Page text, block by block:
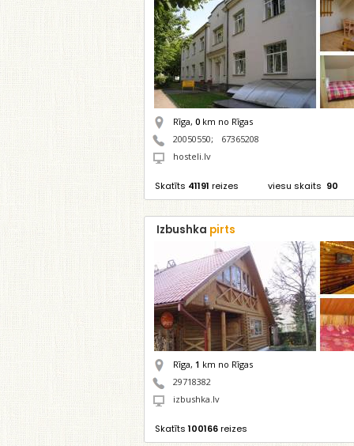
Rīga, 0 km no Rīgas
20050550;
67365208
hosteli.lv
Skatīts 41191 reizes viesu skaits 90
Izbushka pirts
Rīga, 1 km no Rīgas
29718382
izbushka.lv
Skatīts 100166reizes